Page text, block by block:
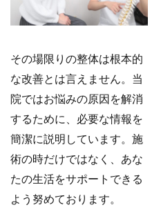
その場限りの整体は根本的
な改善とは言えません。当
院ではお悩みの原因を解消
するために、必要な情報を
簡潔に説明しています。施
術の時だけではなく、あな
たの生活をサポートできる
よう努めております。